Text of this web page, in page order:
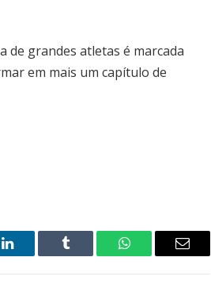
de grandes atletas é marcada
em mais um capítulo de
LinkedIn Tumblr WhatsAppEmail